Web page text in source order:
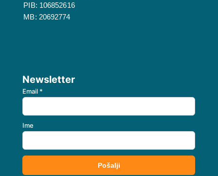
PIB: 106852616
MB: 20692774